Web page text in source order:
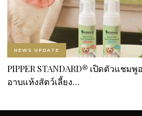
NEWS UPDATE
PIPPER STANDARD® เปิดตัวแชม
อาบแห้งสัตว์เลี้ยง…